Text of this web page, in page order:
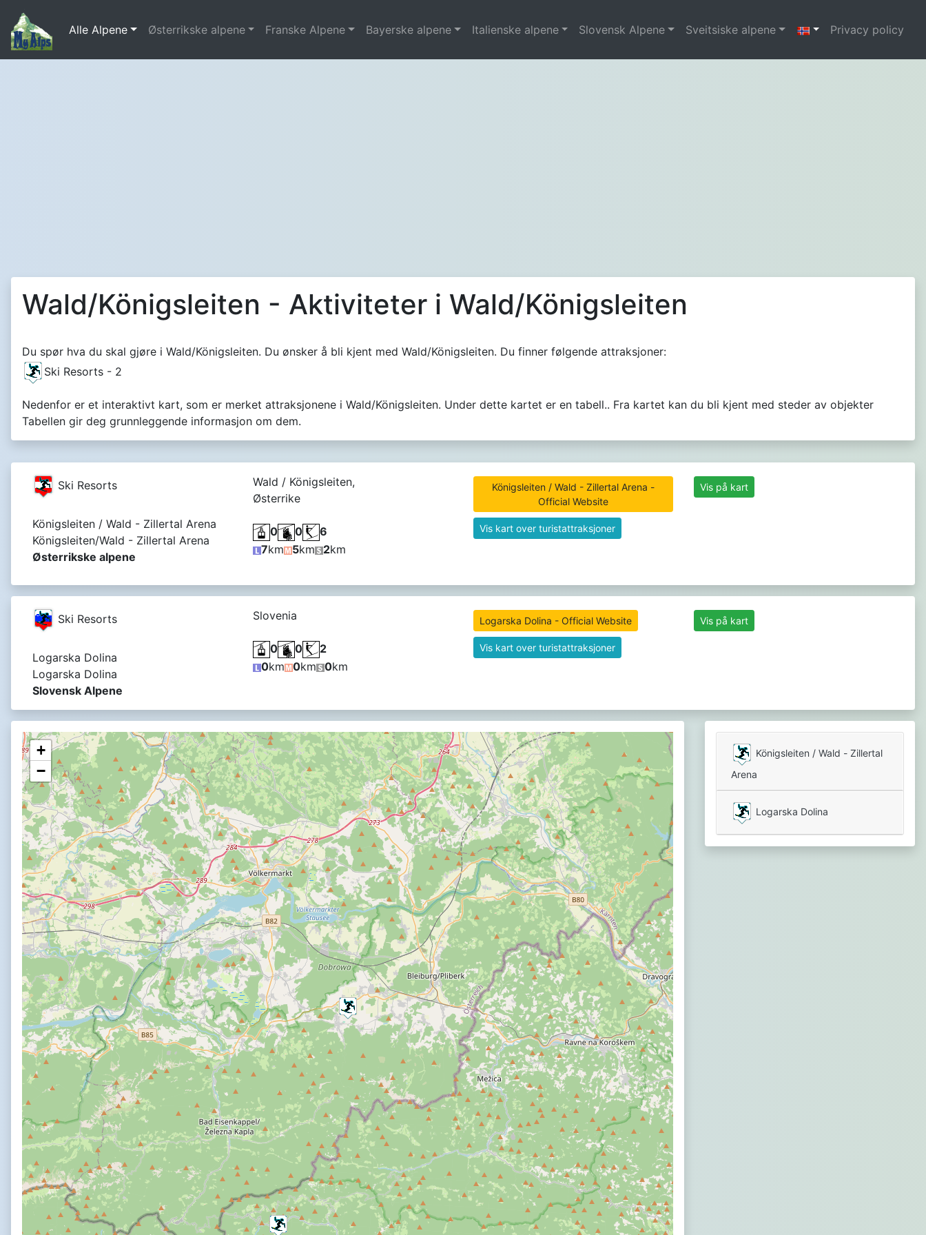
Alle Alpene Østerrikske alpene Franske Alpene Bayerske alpene Italienske alpene Slovensk Alpene Sveitsiske alpene Privacy policy
Wald/Königsleiten - Aktiviteter i Wald/Königsleiten
Du spør hva du skal gjøre i Wald/Königsleiten. Du ønsker å bli kjent med Wald/Königsleiten. Du finner følgende attraksjoner:
Ski Resorts - 2
Nedenfor er et interaktivt kart, som er merket attraksjonene i Wald/Königsleiten. Under dette kartet er en tabell.. Fra kartet kan du bli kjent med steder av objekter
Tabellen gir deg grunnleggende informasjon om dem.
Ski Resorts
Königsleiten / Wald - Zillertal Arena
Königsleiten/Wald - Zillertal Arena
Østerrikske alpene
Wald / Königsleiten,
Østerrike
0 0
6
7km 5km 2km
Königsleiten / Wald - Zillertal Arena -
Official Website
Vis kart over turistattraksjoner
Vis på kart
Ski Resorts
Logarska Dolina
Logarska Dolina
Slovensk Alpene
Slovenia
0 0
2
0km 0km 0km
Logarska Dolina - Official Website
Vis kart over turistattraksjoner
Vis på kart
+
−
Königsleiten / Wald - Zillertal
Arena
Logarska Dolina